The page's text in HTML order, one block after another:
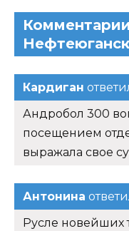
Нефтеюганск
Кардиган
Андробол 300
посещением
выражала свое
Антонина
Русле новейших